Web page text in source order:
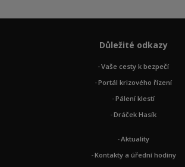
Důležité odkazy
Vaše cesty k bezpečí
Portál krizového řízení
Pálení klestí
Dráček Hasík
Aktuality
Kontakty a úřední hodiny